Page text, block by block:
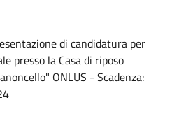
di candidatura per
presso la Casa di riposo
ONLUS - Scadenza: